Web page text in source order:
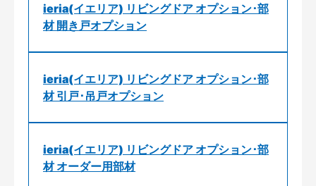
ieria(イエリア) リビングドア オプション･部
材 開き戸オプション
ieria(イエリア) リビングドア オプション･部
材 引戸･吊戸オプション
ieria(イエリア) リビングドア オプション･部
材 オーダー用部材